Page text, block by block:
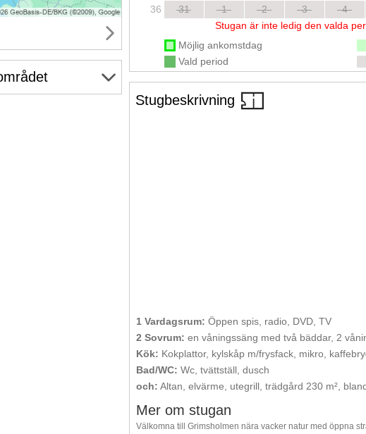
36
31 1 2 3 4
Stugan är inte ledig den valda
Möjlig ankomstdag
Vald period
Stugbeskrivning
1 Vardagsrum: Öppen spis, radio, DVD, TV
2 Sovrum: en våningssäng med två bäddar, 2
Kök: Kokplattor, kylskåp m/frysfack, mikro,
Bad/WC: Wc, tvättställ, dusch
och: Altan, elvärme, utegrill, trädgård 230 m²,
Mer om stugan
Välkomna till Grimsholmen nära vacker natur med öppna